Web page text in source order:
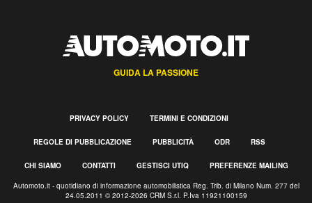
GUIDA LA PASSIONE
PRIVACY POLICY TERMINI E CONDIZIONI
REGOLE DI PUBBLICAZIONE PUBBLICITÀ ODR RSS
CHI SIAMO CONTATTI GESTISCI UTIQ PREFERENZE MAILING
Automoto.it - quotidiano di informazione automobilistica Reg. Trib. di Milano Num. 277 del
24.05.2011 © 2012-2026 CRM S.r.l. P.Iva 11921100159